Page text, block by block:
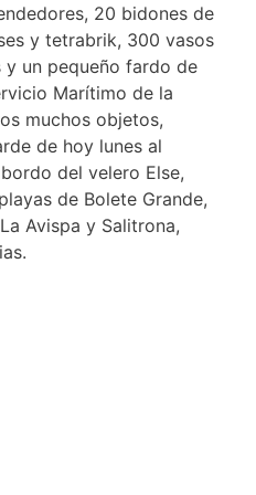
20 bidones de
y tetrabrik, 300 vasos
un pequeño fardo de
Marítimo de la
muchos objetos,
de hoy lunes al
del velero Else,
de Bolete Grande,
Avispa y Salitrona,